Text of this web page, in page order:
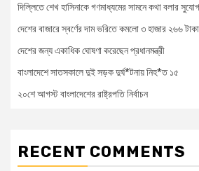
দিল্লিতে শেখ হাসিনাকে গণমাধ্যমের সামনে কথা বলার
দেশের বাজারে স্বর্ণের দাম ভরিতে কমলো ৩ হাজার ২৬৬ টাকা
দেশের জন্য একাধিক ঘোষণা করেছেন প্রধানমন্ত্রী
বাংলাদেশে সাতসকালে দুই সড়ক দুর্ঘ*টনায় নিহ*ত ১৫
২০শে আগস্ট বাংলাদেশের রাষ্ট্রপতি নির্বাচন
RECENT COMMENTS